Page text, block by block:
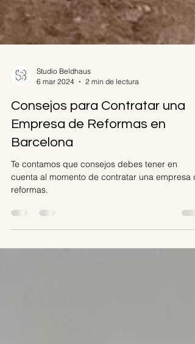
6 mar 2024
2 min de lectura
Consejos para Contratar una
Empresa de Reformas en
Barcelona
Te contamos que consejos debes tener en
reformas.